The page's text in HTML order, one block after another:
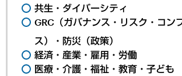
共生・ダイバーシティ
GRC（ガバナンス・リスク・コン
ス）・防災（政策）
経済・産業・雇用・労働
医療・介護・福祉・教育・子ども